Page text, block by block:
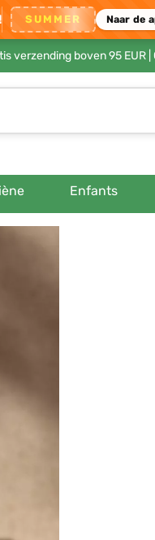
SUMMER Naar de
verzending boven 95 EUR|
Enfants